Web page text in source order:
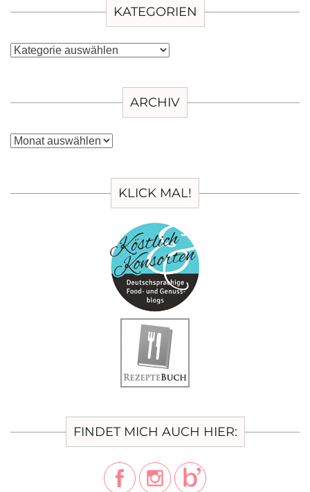
KATEGORIEN
Kategorien
ARCHIV
Archiv
KLICK MAL!
FINDET MICH AUCH HIER: